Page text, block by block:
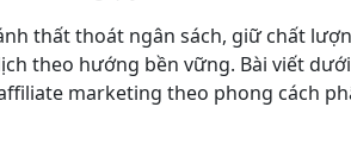
thất thoát ngân sách, giữ chất
theo hướng bền vững. Bài viết
marketing theo phong cách